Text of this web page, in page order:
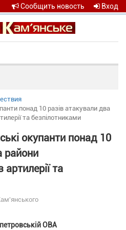
Сообщить новость Вход
navigation
понад 10 разів атакували два
та безпілотниками
окупанти понад 10
райони
та
ОВА